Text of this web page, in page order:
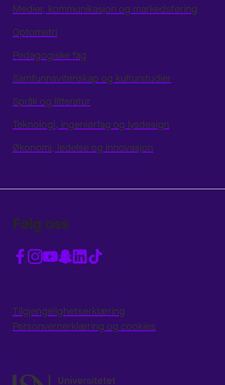
Medier, kommunikasjon og markedsføring
Optometri
Pedagogiske fag
Samfunnsvitenskap og kulturstudier
Språk og litteratur
Teknologi, ingeniørfag og lysdesign
Økonomi, ledelse og innovasjon
Følg oss
Tilgjengelighetserklæring
Personvernerklæring og cookies